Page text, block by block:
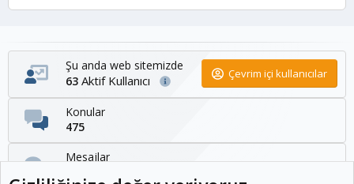
Şu anda web sitemizde
63 Aktif Kullanıcı Çevrim içi kullanıcılar
Konular
475
Mesajlar